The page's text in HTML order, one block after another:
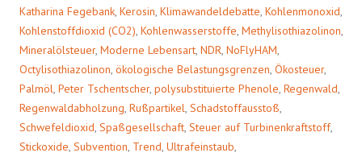
Katharina Fegebank Kerosin Klimawandeldebatte Kohlenmonoxid
Kohlenstoffdioxid (CO2) Kohlenwasserstoffe Methylisothiazolinon
Mineralölsteuer, Moderne Lebensart NDR NoFlyHAM
Octylisothiazolinon ökologische Belastungsgrenzen Ökosteuer,
Palmöl Peter Tschentscher, polysubstituierte Phenole Regenwald
Regenwaldabholzung Rußpartikel Schadstoffausstoß
Schwefeldioxid Spaßgesellschaft Steuer auf Turbinenkraftstoff,
Stickoxide Subvention Trend Ultrafeinstaub